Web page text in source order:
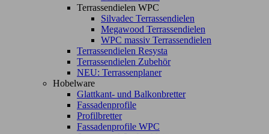
Terrassendielen WPC
Silvadec Terrassendielen
Megawood Terrassendielen
WPC massiv Terrassendielen
Terrassendielen Resysta
Terrassendielen Zubehör
NEU: Terrassenplaner
Hobelware
Glattkant- und Balkonbretter
Fassadenprofile
Profilbretter
Fassadenprofile WPC